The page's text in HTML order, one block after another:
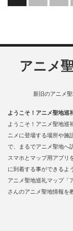
アニメ
新旧のアニメ
ようこそ！アニメ聖地巡
ようこそ！アニメ聖地巡
ニメに登場する場所や施
で、まるでアニメ聖地へ
スマホとマップ用アプリ
に到着する事ができるよ
アニメ聖地巡礼マップ「
さんのアニメ聖地情報を